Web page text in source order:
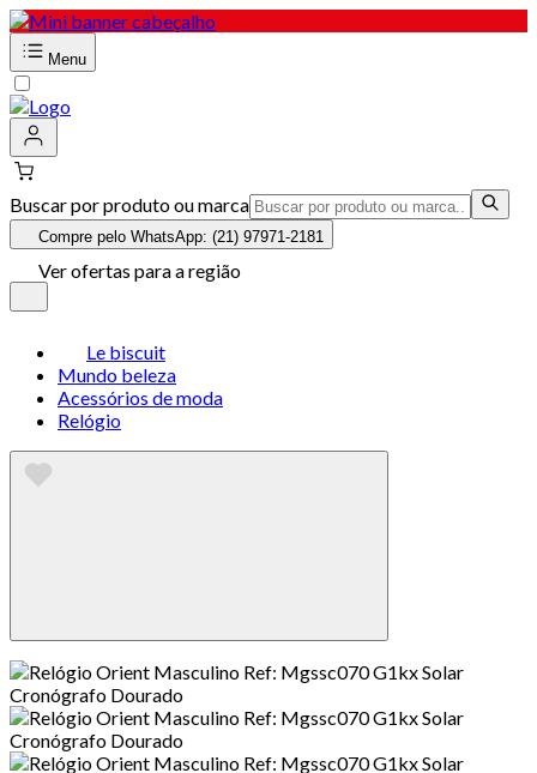
Menu
Buscar por produto ou marca
Compre pelo WhatsApp: (21) 97971-2181
Ver ofertas para a região
Le biscuit
Mundo beleza
Acessórios de moda
Relógio